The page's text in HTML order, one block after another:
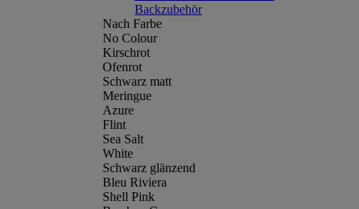
Backzubehör
Nach Farbe
No Colour
Kirschrot
Ofenrot
Schwarz matt
Meringue
Azure
Flint
Sea Salt
White
Schwarz glänzend
Bleu Riviera
Shell Pink